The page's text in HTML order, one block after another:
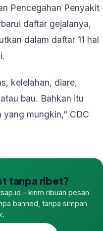
Pencegahan Penyakit
daftar gejalanya,
dalam daftar 11 hal
kelelahan, diare,
bau. Bahkan itu
yang mungkin," CDC
tanpa ribet?
- kirim ribuan pesan
banned, tanpa simpan